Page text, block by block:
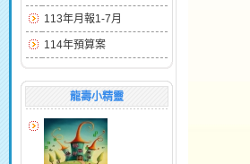
113年月報1-7月
114年預算案
龍壽小精靈